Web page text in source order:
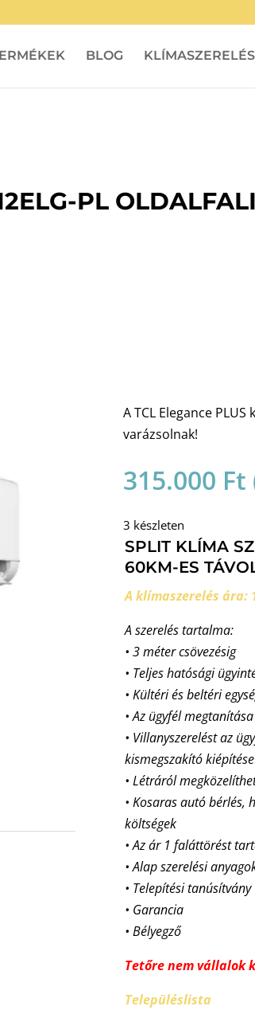
BLOG KLÍMASZERELÉS
PL
A TCL Elegance
varázsolnak!
315.000 Ft
3 készleten
SPLIT KLÍMA
60KM-ES
A klímaszerelés ára:
A szerelés tartalma:
• 3 méter csövezésig
• Teljes hatósági
• Kültéri és beltéri
• Az ügyfél
• Villanyszerelést az
kismegszakító kiépítése
• Létráról
• Kosaras autó bérlés,
költségek
• Az ár 1 faláttörést
• Alap szerelési
• Telepítési tanúsítvány
• Garancia
• Bélyegző
Tetőre nem vállalok
Településlista